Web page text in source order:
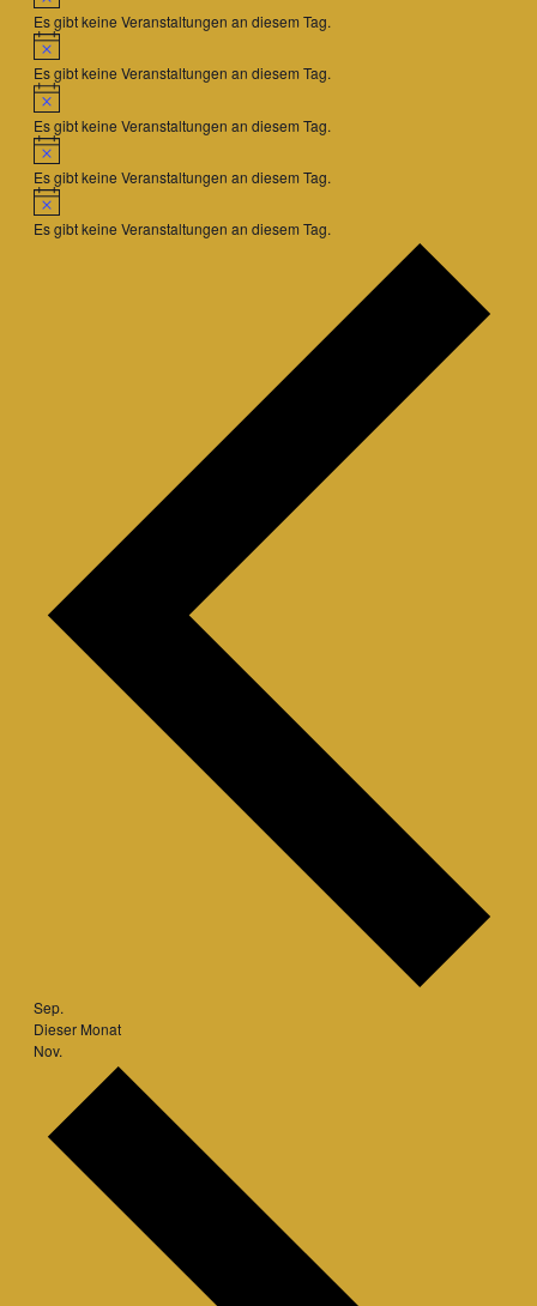
Es gibt keine Veranstaltungen an diesem Tag.
Hinweis
Es gibt keine Veranstaltungen an diesem Tag.
Hinweis
Es gibt keine Veranstaltungen an diesem Tag.
Hinweis
Es gibt keine Veranstaltungen an diesem Tag.
Hinweis
Es gibt keine Veranstaltungen an diesem Tag.
Sep.
Dieser Monat
Nov.